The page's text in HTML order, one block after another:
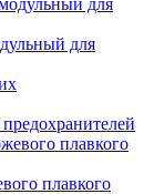
для
плавкого